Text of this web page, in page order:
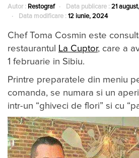
Autor : Restograf Data publicare : 21
Data modificare : 12 iunie, 2024
Chef Toma Cosmin este
restaurantul
La Cuptor, care a
1 februarie in Sibiu.
Printre preparatele din meniu
comanda, se numara si un
intr-un “ghiveci de flori” si cu